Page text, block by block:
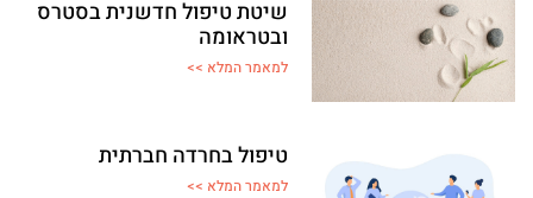
שיטת טיפול חדשנית בסטרס
ובטראומה
למאמר המלא >>
טיפול בחרדה חברתית
למאמר המלא >>